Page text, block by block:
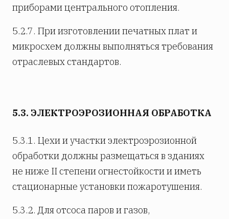
приборами центрального отопления.
5.2.7. При изготовлении печатных плат и
микросхем должны выполняться требования
отраслевых стандартов.
5.3. ЭЛЕКТРОЭРОЗИОННАЯ ОБРАБОТКА
5.3.1. Цехи и участки электроэрозионной
обработки должны размещаться в зданиях
не ниже II степени огнестойкости и иметь
стационарные установки пожаротушения.
5.3.2. Для отсоса паров и газов,